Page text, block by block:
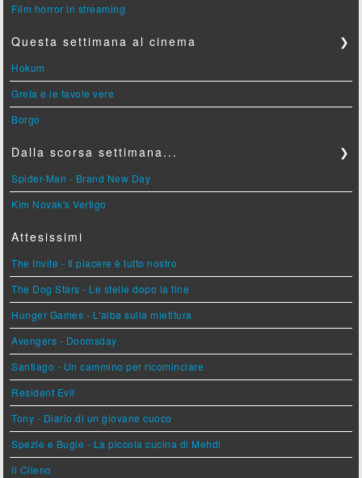
Film horror in streaming
Questa settimana al cinema ❯
Hokum
Greta e le favole vere
Borgo
Dalla scorsa settimana... ❯
Spider-Man - Brand New Day
Kim Novak's Vertigo
Attesissimi
The Invite - Il piacere è tutto nostro
The Dog Stars - Le stelle dopo la fine
Hunger Games - L'alba sulla mietitura
Avengers - Doomsday
Santiago - Un cammino per ricominciare
Resident Evil
Tony - Diario di un giovane cuoco
Spezie e Bugie - La piccola cucina di Mehdi
Il Cileno